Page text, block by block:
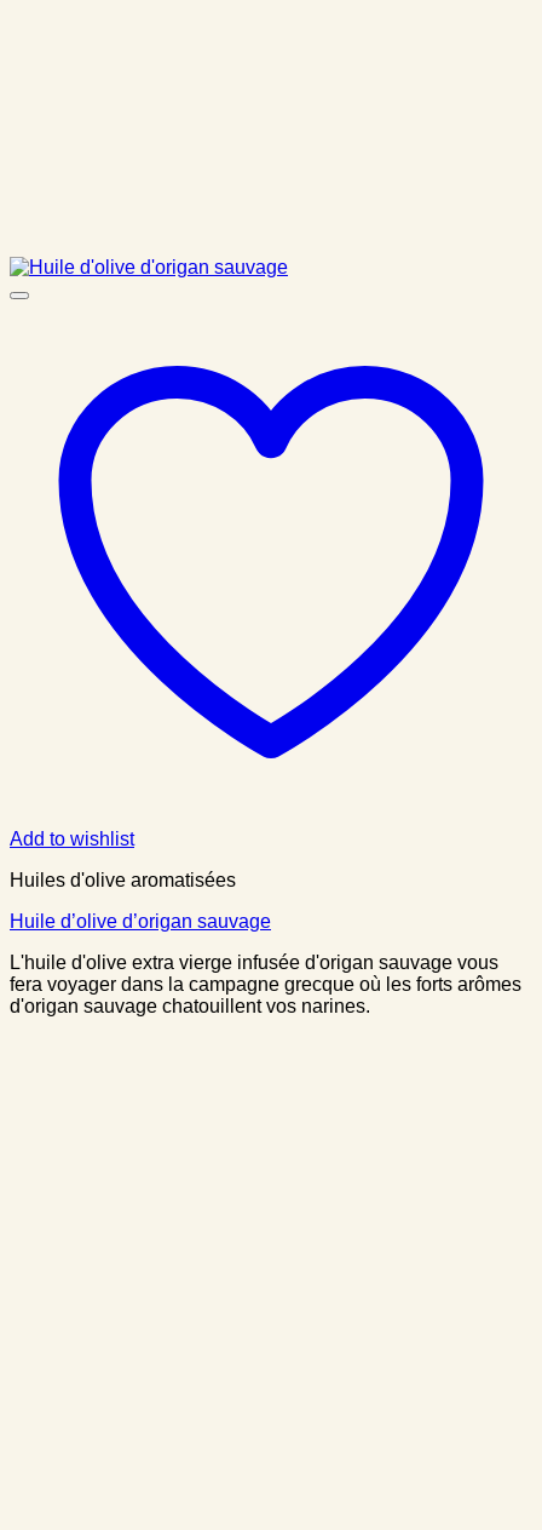
Add to wishlist
Huiles d'olive aromatisées
Huile d’olive d’origan sauvage
L'huile d'olive extra vierge infusée d'origan sauvage vous
fera voyager dans la campagne grecque où les forts arômes
d'origan sauvage chatouillent vos narines.